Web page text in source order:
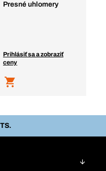
Presné uhlomery
Prihlásiť sa a zobraziť
ceny